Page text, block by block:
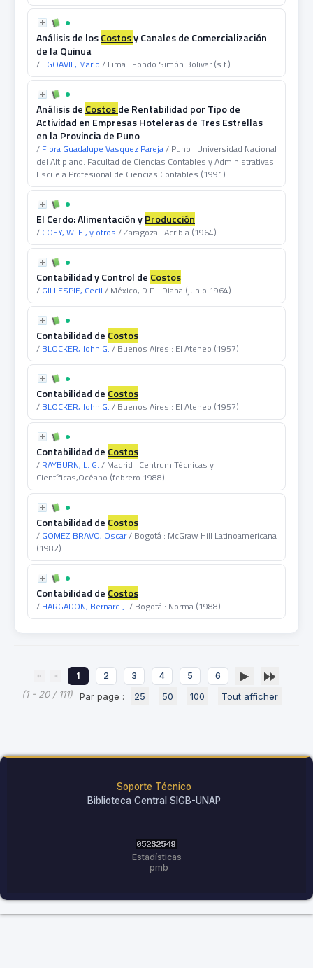
Análisis de losCostosy Canales de Comercialización
de la Quinua
/ EGOAVIL, Mario / Lima : Fondo Simón Bolivar (s.f.)
Análisis de Costosde Rentabilidad por Tipo de
Actividad en Empresas Hoteleras de Tres Estrellas
en la Provincia de Puno
/ Flora Guadalupe Vasquez Pareja/ Puno : Universidad Nacional
del Altiplano. Facultad de Ciencias Contables y Administrativas.
Escuela Profesional de Ciencias Contables (1991)
El Cerdo: Alimentación yProducción
/ COEY, W. E., y otros / Zaragoza : Acribia (1964)
Contabilidad y Control de Costos
/ GILLESPIE, Cecil / México, D.F. : Diana (junio 1964)
Contabilidad de Costos
/ BLOCKER, John G. / Buenos Aires : El Ateneo (1957)
Contabilidad de Costos
/ BLOCKER, John G. / Buenos Aires : El Ateneo (1957)
Contabilidad de Costos
/ RAYBURN, L. G. / Madrid : Centrum Técnicas y
Científicas,Océano (febrero 1988)
Contabilidad de Costos
/ GOMEZ BRAVO, Oscar/ Bogotá : McGraw Hill Latinoamericana
(1982)
Contabilidad de Costos
/ HARGADON, Bernard J. / Bogotá : Norma (1988)
1 2 3 4 5 6
(1 - 20 / 111) Par page : 25 50 100 Tout afficher
Soporte Técnico
Biblioteca Central SIGB-UNAP
Estadísticas
pmb